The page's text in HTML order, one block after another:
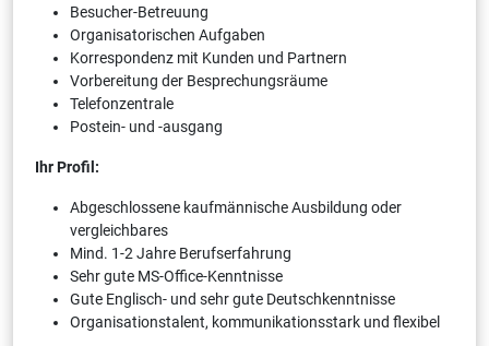
Besucher-Betreuung
Organisatorischen Aufgaben
Korrespondenz mit Kunden und Partnern
Vorbereitung der Besprechungsräume
Telefonzentrale
Postein- und -ausgang
Ihr Profil:
Abgeschlossene kaufmännische Ausbildung oder
vergleichbares
Mind. 1-2 Jahre Berufserfahrung
Sehr gute MS-Office-Kenntnisse
Gute Englisch- und sehr gute Deutsch­kennt­nis­se
Organisationstalent, kommunikationsstark und flexibel